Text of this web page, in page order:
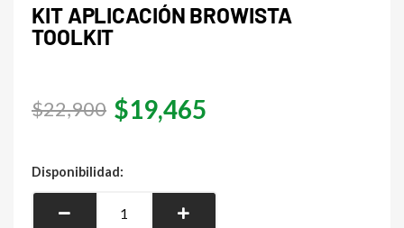
KIT APLICACIÓN BROWISTA
TOOLKIT
$22,900
El
original
era:
$19,465
El
actual
Disponibilidad:
Kit
Aplicación
Browista